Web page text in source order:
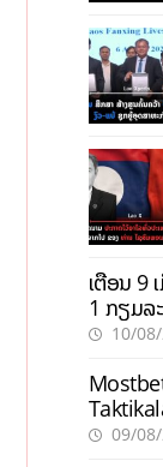
ເຕືອນ 9
1 ກຽມລ
10/
İpuçları
09/